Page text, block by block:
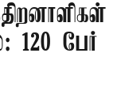
120 பேர்